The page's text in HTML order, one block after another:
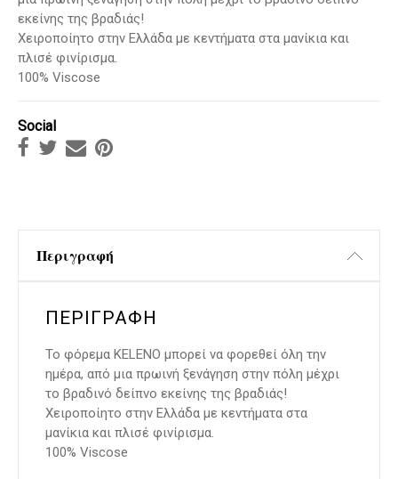
εκείνης της βραδιάς!
Χειροποίητο στην Eλλάδα με κεντήματα στα μανίκια και
πλισέ φινίρισμα.
100% Viscose
Social
Περιγραφή
ΠΕΡΙΓΡΑΦΉ
Το φόρεμα KELENO μπορεί να φορεθεί όλη την
ημέρα, από μια πρωινή ξενάγηση στην πόλη μέχρι
το βραδινό δείπνο εκείνης της βραδιάς!
Χειροποίητο στην Eλλάδα με κεντήματα στα
μανίκια και πλισέ φινίρισμα.
100% Viscose